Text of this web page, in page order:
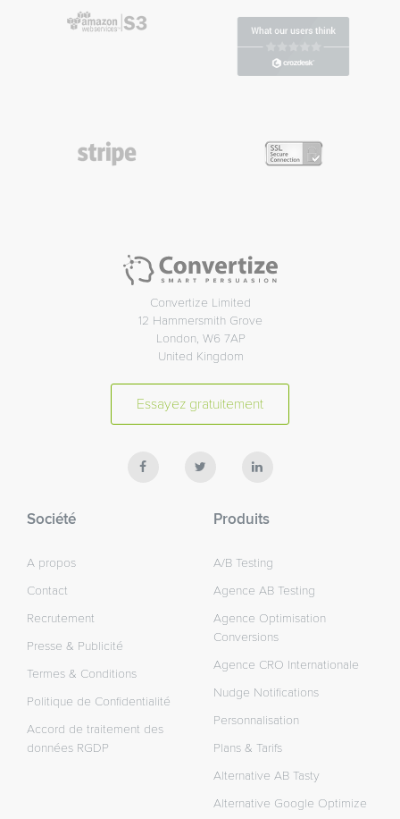
Convertize Limited
12 Hammersmith Grove
London, W6 7AP
United Kingdom
Essayez gratuitement
Société
A propos
Contact
Recrutement
Presse & Publicité
Termes & Conditions
Politique de Confidentialité
Accord de traitement des
données RGDP
Produits
A/B Testing
Agence AB Testing
Agence Optimisation
Conversions
Agence CRO Internationale
Nudge Notifications
Personnalisation
Plans & Tarifs
Alternative AB Tasty
Alternative Google Optimize